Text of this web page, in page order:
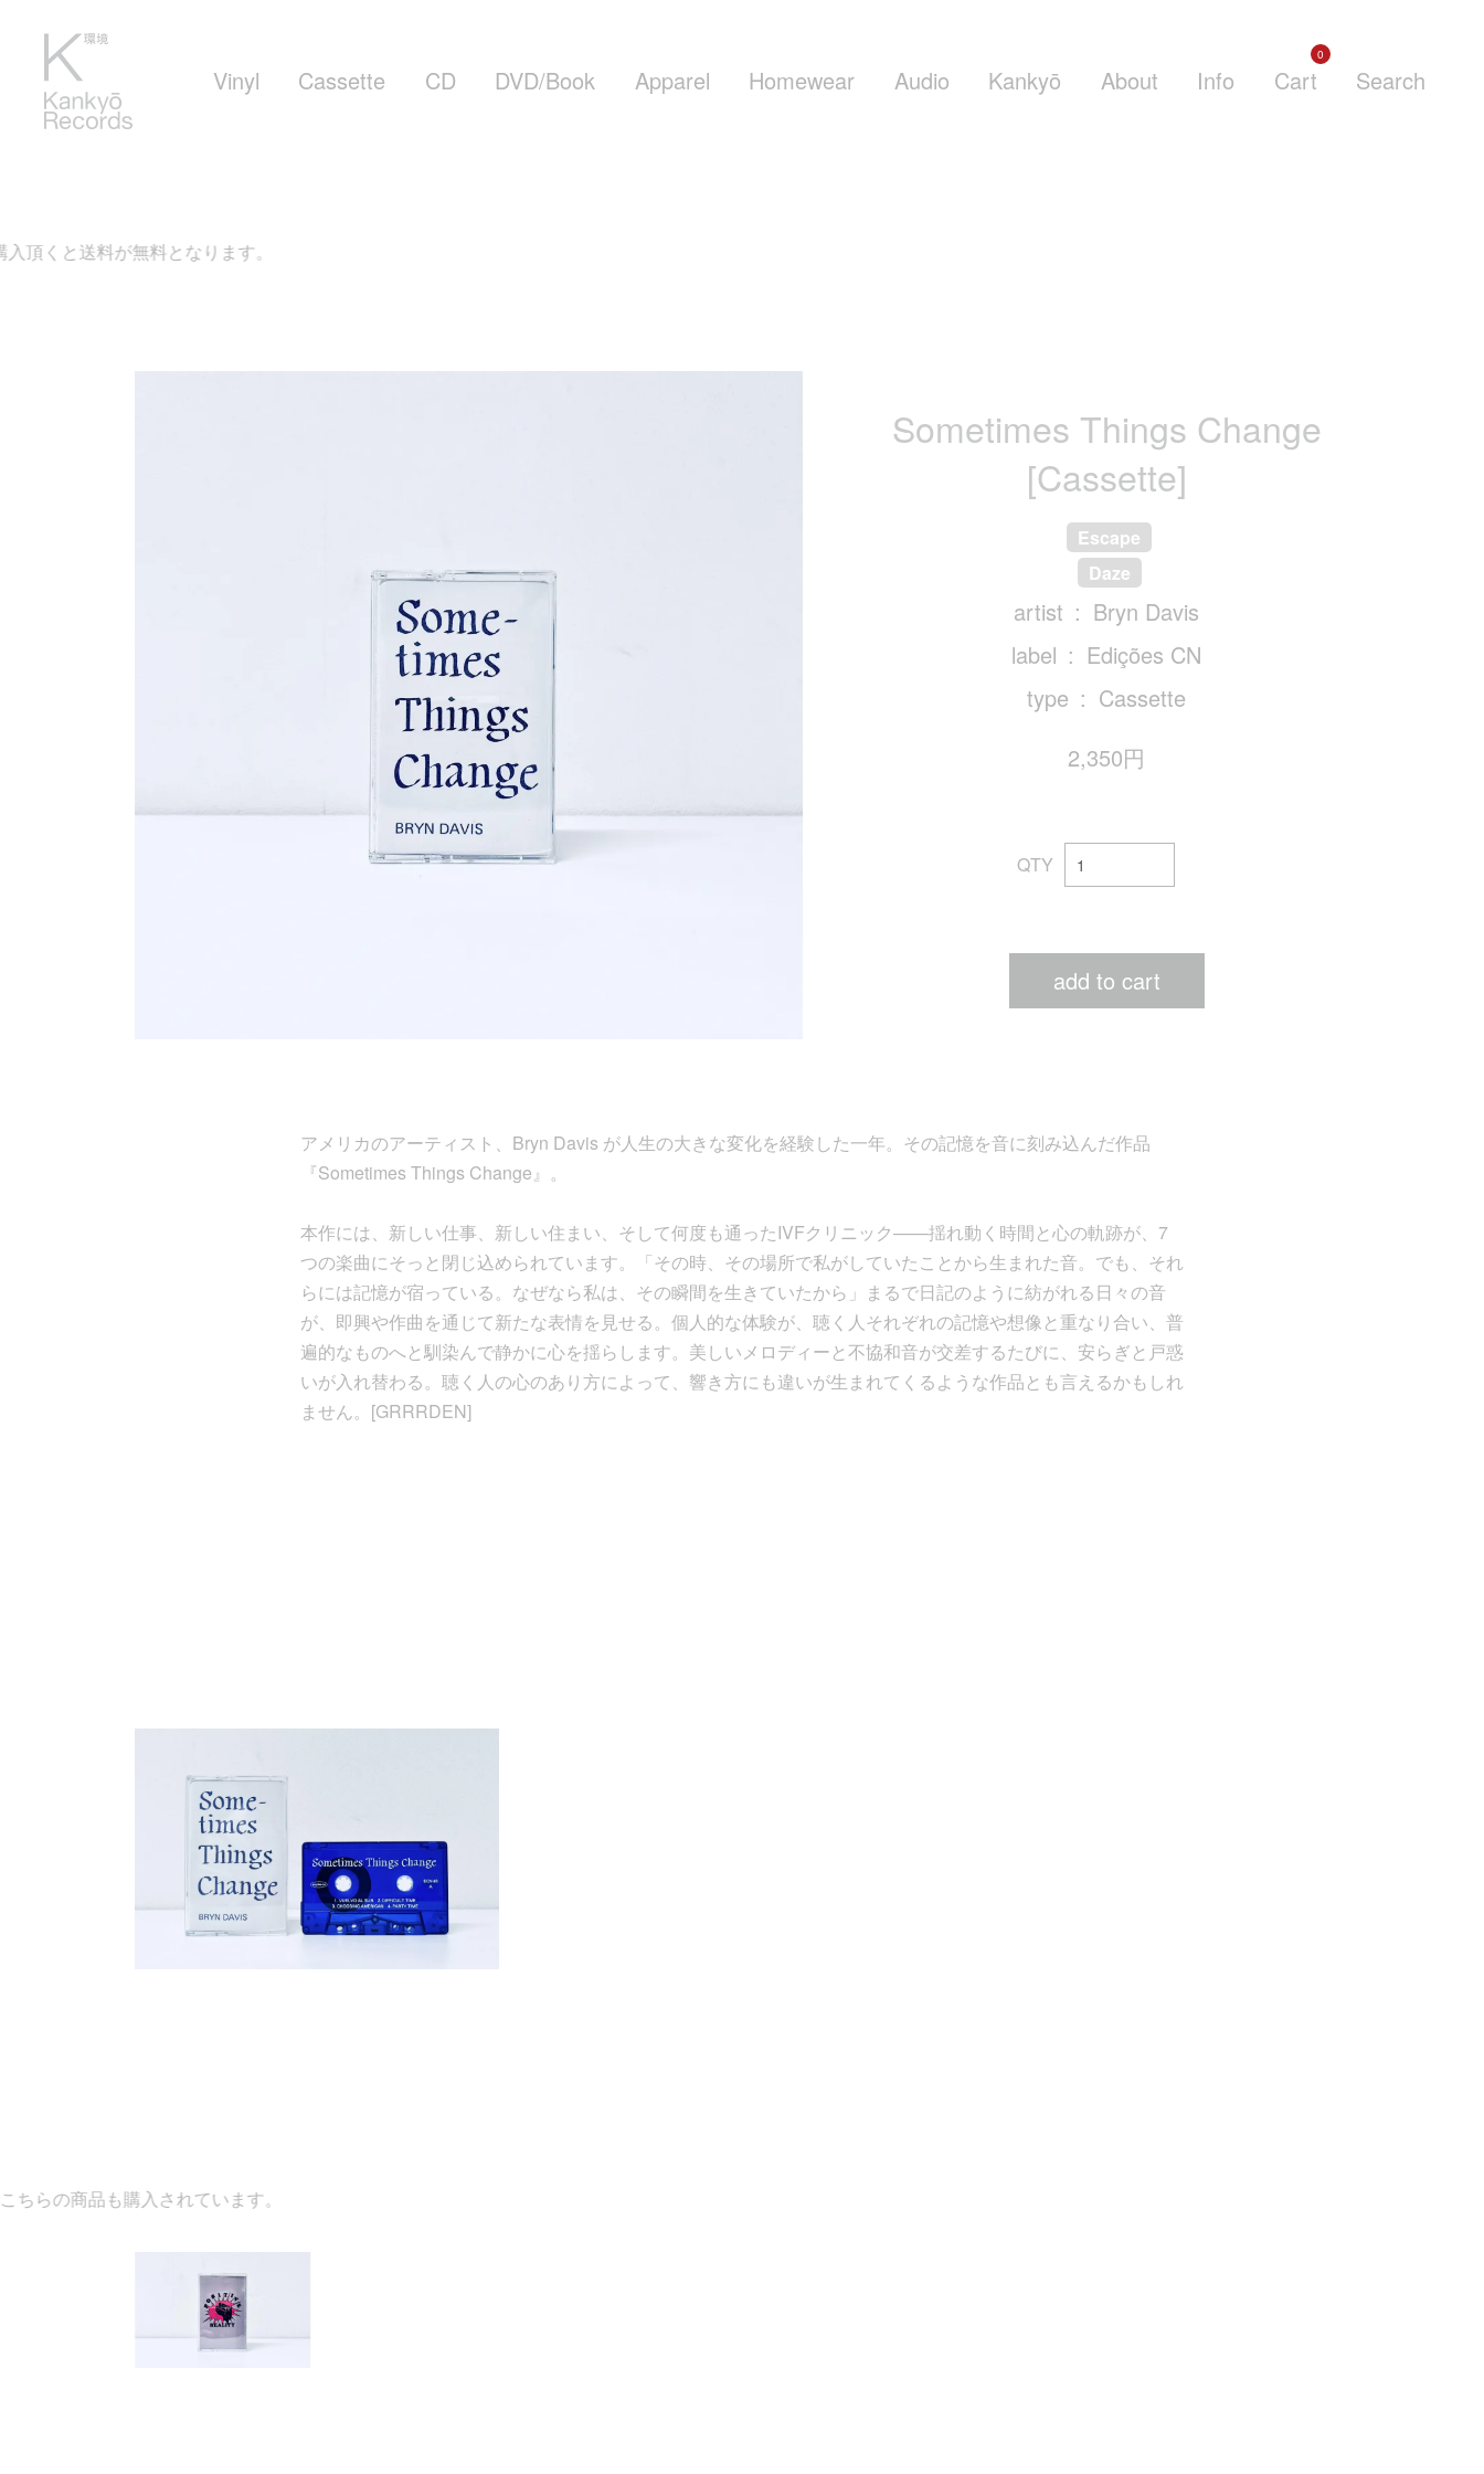
Vinyl Cassette CD DVD/Book Apparel Homewear Audio Kankyō About Info Cart
0
Search
料となります。
Sometimes Things Change
[Cassette]
Escape
Daze
artist
Bryn Davis
label
Edições CN
type
Cassette
2,350円
QTY
add to cart
アメリカのアーティスト、Bryn Davis が人生の大きな変化を経験した一年。その記憶を音に刻み込んだ作品
『Sometimes Things Change』。
本作には、新しい仕事、新しい住まい、そして何度も通ったIVFクリニック——揺れ動く時間と心の軌跡が、7
つの楽曲にそっと閉じ込められています。「その時、その場所で私がしていたことから生まれた音。でも、それ
らには記憶が宿っている。なぜなら私は、その瞬間を生きていたから」まるで日記のように紡がれる日々の音
が、即興や作曲を通じて新たな表情を見せる。個人的な体験が、聴く人それぞれの記憶や想像と重なり合い、普
遍的なものへと馴染んで静かに心を揺らします。美しいメロディーと不協和音が交差するたびに、安らぎと戸惑
いが入れ替わる。聴く人の心のあり方によって、響き方にも違いが生まれてくるような作品とも言えるかもしれ
ません。[GRRRDEN]
入されています。